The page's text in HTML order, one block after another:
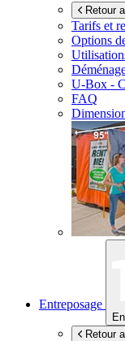
Retour
Tarifs et
Options
U-Box -
FAQ
Entreposage
Retour